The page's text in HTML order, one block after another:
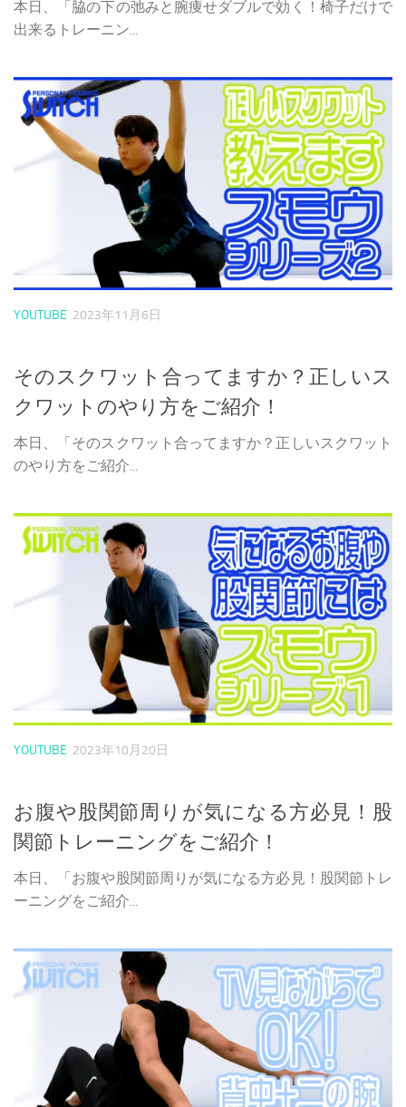
本日、「脇の下の弛みと腕痩せダブルで効く！椅子だけで
出来るトレーニン...
YOUTUBE 2023年11月6日
そのスクワット合ってますか？正しいス
クワットのやり方をご紹介！
本日、「そのスクワット合ってますか？正しいスクワット
のやり方をご紹介...
YOUTUBE 2023年10月20日
お腹や股関節周りが気になる方必見！股
関節トレーニングをご紹介！
本日、「お腹や股関節周りが気になる方必見！股関節トレ
ーニングをご紹介...